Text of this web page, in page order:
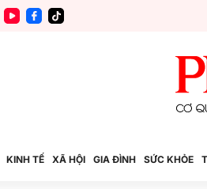
KINH TẾ XÃ HỘI GIA ĐÌNH SỨC KHỎE